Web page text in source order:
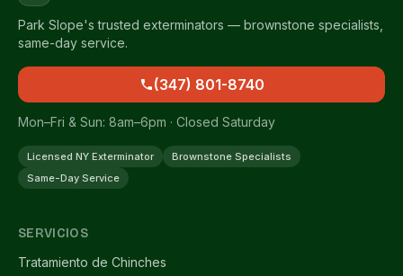
Park Slope's trusted exterminators — brownstone specialists,
same-day service.
(347) 801-8740
Mon–Fri & Sun: 8am–6pm · Closed Saturday
Licensed NY Exterminator
Brownstone Specialists
Same-Day Service
SERVICIOS
Tratamiento de Chinches